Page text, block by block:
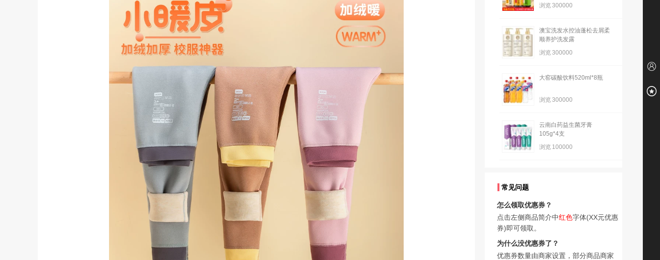
浏览300000
澳宝洗发水控油蓬松去屑柔
顺养护洗发露
浏览300000
大窑碳酸饮料520ml*8瓶
浏览300000
云南白药益生菌牙膏
105g*4支
浏览 100000
常见问题
怎么领取优惠券？
点击左侧商品简介中红色字体(XX元优惠
券)即可领取。
为什么没优惠券了？
优惠券数量由商家设置，部分商品商家